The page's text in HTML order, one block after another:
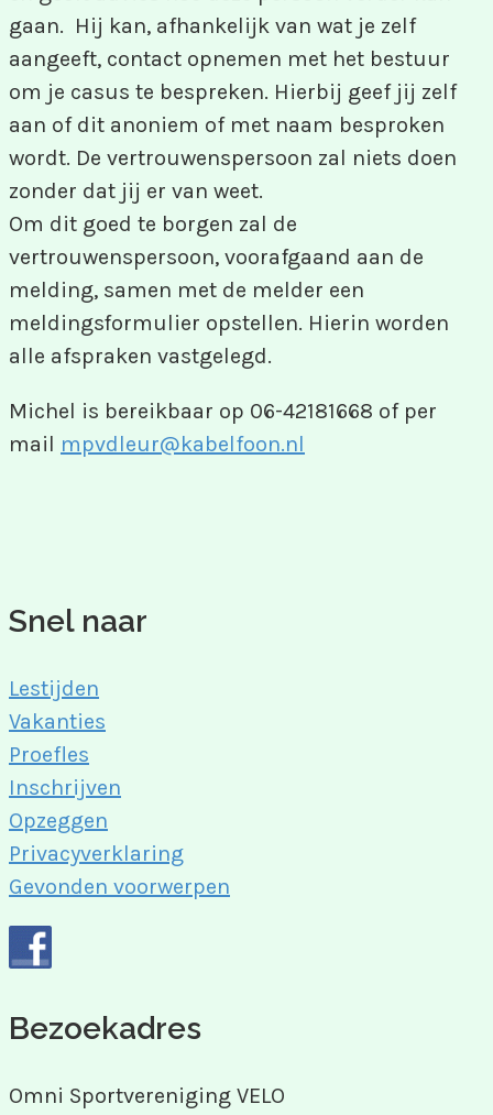
gaan. Hij kan, afhankelijk van wat je zelf
aangeeft, contact opnemen met het bestuur
om je casus te bespreken. Hierbij geef jij zelf
aan of dit anoniem of met naam besproken
wordt. De vertrouwenspersoon zal niets doen
zonder dat jij er van weet.
Om dit goed te borgen zal de
vertrouwenspersoon, voorafgaand aan de
melding, samen met de melder een
meldingsformulier opstellen. Hierin worden
alle afspraken vastgelegd.
Michel is bereikbaar op 06-42181668 of per
mail mpvdleur@kabelfoon.nl
Snel naar
Lestijden
Vakanties
Proefles
Inschrijven
Opzeggen
Privacyverklaring
Gevonden voorwerpen
Bezoekadres
Omni Sportvereniging VELO